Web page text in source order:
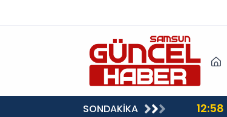
SONDAKİKA 12:55